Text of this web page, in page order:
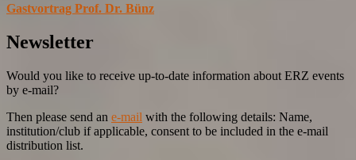
Gastvortrag Prof. Dr. Bünz
Newsletter
Would you like to receive up-to-date information about ERZ events
by e-mail?
Then please send an e-mail with the following details: Name,
institution/club if applicable, consent to be included in the e-mail
distribution list.